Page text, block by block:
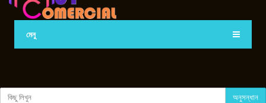
মেনু
অনুসন্ধান